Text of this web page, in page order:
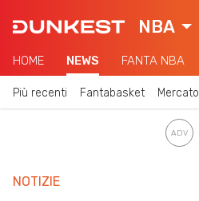
NBA
HOME NEWS FANTA NBA
Più recenti Fantabasket Mercato
NOTIZIE